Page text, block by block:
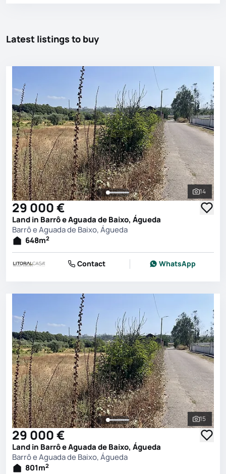
Latest listings to buy
See all
14
29 000 €
Land in Barrô e Aguada de Baixo, Águeda
Barrô e Aguada de Baixo, Águeda
648m2
Contact WhatsApp
See all
15
29 000 €
Land in Barrô e Aguada de Baixo, Águeda
Barrô e Aguada de Baixo, Águeda
801m2